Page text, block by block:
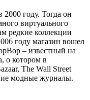
году. Тогда он
виртуального
редкие коллекции
году магазин вошел
– известный на
о котором в
The Wall Street
модные журналы.